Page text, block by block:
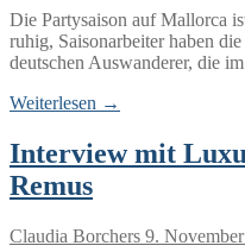
Die Partysaison auf Mallorca
ruhig, Saisonarbeiter haben
deutschen Auswanderer, die
Weiterlesen →
Interview mit
Remus
Claudia Borchers 9.